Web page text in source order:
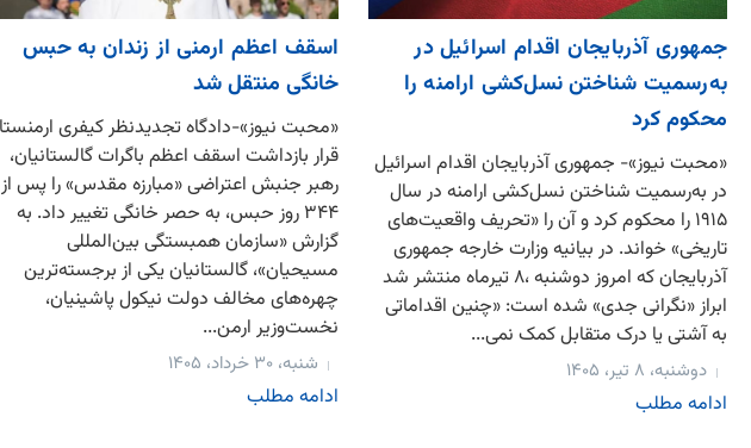
جمهوری آذربایجان اقدام اسرائیل در
به‌رسمیت شناختن نسل‌کشی ارامنه را
محکوم کرد
«محبت نیوز»- جمهوری آذربایجان اقدام اسرائیل
در به‌رسمیت شناختن نسل‌کشی ارامنه در سال
۱۹۱۵ را محکوم کرد و آن را «تحریف واقعیت‌های
تاریخی» خواند. در بیانیه وزارت خارجه جمهوری
آذربایجان که امروز دوشنبه ،۸ تیرماه منتشر شد
ابراز «نگرانی جدی» شده است: «چنین اقداماتی
به آشتی یا درک متقابل کمک نمی...
دوشنبه، ۸ تیر، ۱۴۰۵
ادامه مطلب
اسقف اعظم ارمنی از زندان به حبس
خانگی منتقل شد
«محبت نیوز»-دادگاه تجدیدنظر کیفری
قرار بازداشت اسقف اعظم باگرات گالستانیان،
رهبر جنبش اعتراضی «مبارزه مقدس» را پس از
۳۴۴ روز حبس، به حصر خانگی تغییر داد. به
گزارش «سازمان همبستگی بین‌المللی
مسیحیان»، گالستانیان یکی از برجسته‌ترین
چهره‌های مخالف دولت نیکول پاشینیان،
نخست‌وزیر ارمن...
شنبه، ۳۰ خرداد، ۱۴۰۵
ادامه مطلب